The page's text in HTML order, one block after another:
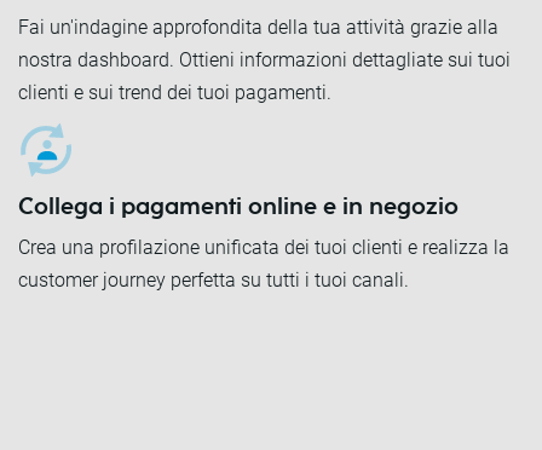
Fai un'indagine approfondita della tua attività grazie alla
nostra dashboard. Ottieni informazioni dettagliate sui tuoi
clienti e sui trend dei tuoi pagamenti.
Collega i pagamenti online e in negozio
Crea una profilazione unificata dei tuoi clienti e realizza la
customer journey perfetta su tutti i tuoi canali.